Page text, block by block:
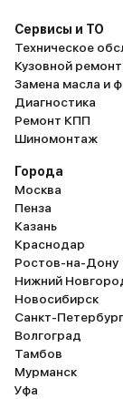
Сервисы и ТО
Техническое
Кузовной ремонт
Замена масла и
Диагностика
Ремонт КПП
Шиномонтаж
Города
Москва
Пенза
Казань
Краснодар
Ростов-на-Дону
Нижний
Новосибирск
Санкт-Петербург
Волгоград
Тамбов
Мурманск
Уфа